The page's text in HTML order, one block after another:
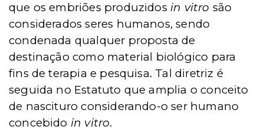
que os embriões produzidos in vitro são
considerados seres humanos, sendo
condenada qualquer proposta de
destinação como material biológico para
fins de terapia e pesquisa. Tal diretriz é
seguida no Estatuto que amplia o conceito
de nascituro considerando-o ser humano
concebido in vitro.